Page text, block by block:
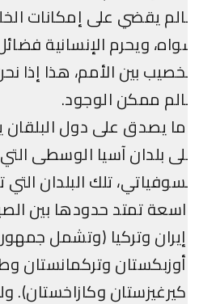
يقضي على إمكانات الخلق
ويحرم الإنسانية فضائل
بين الأمم، هذا إذا نحن
ممكن الوجود.
يصدق على دول البلقان
بلدان آسيا الوسطى التي
تلك البلدان التي
تمتد حدودها بين الصين
وتركيا (وتشمل جمهوريات
وتركمانستان
وكازاخستان).